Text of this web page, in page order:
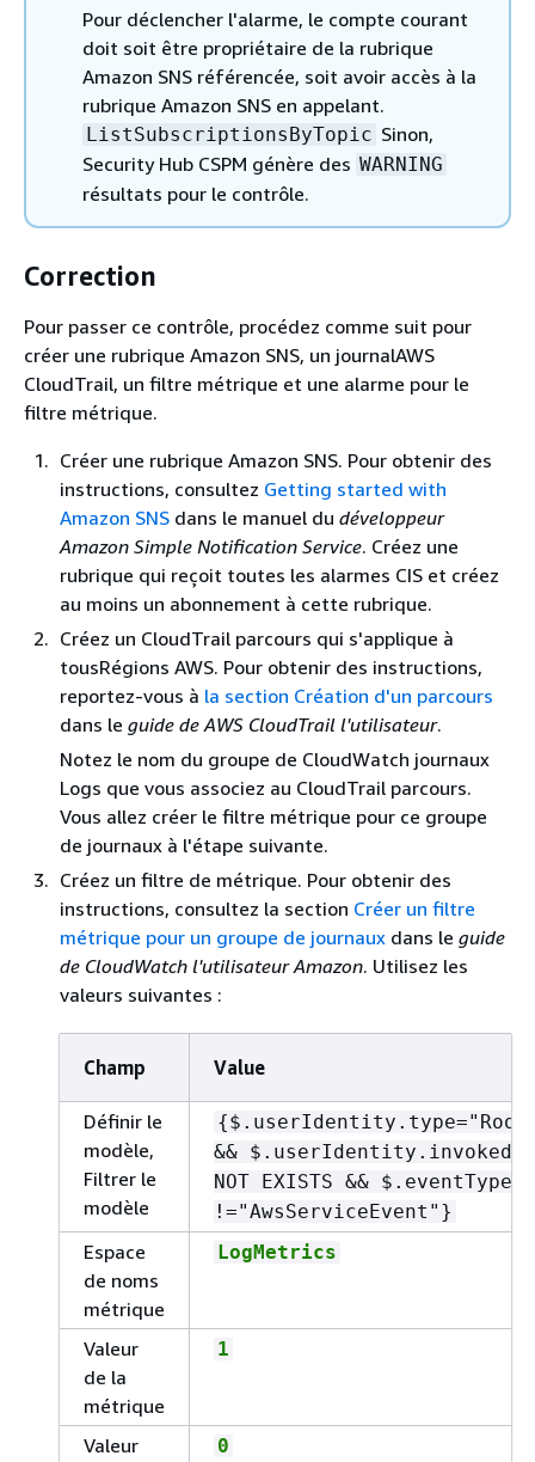
Pour déclencher l'alarme, le compte courant
doit soit être propriétaire de la rubrique
Amazon SNS référencée, soit avoir accès à la
rubrique Amazon SNS en appelant.
ListSubscriptionsByTopic Sinon,
Security Hub CSPM génère des WARNING
résultats pour le contrôle.
Correction
Pour passer ce contrôle, procédez comme suit pour
créer une rubrique Amazon SNS, un journalAWS
CloudTrail, un filtre métrique et une alarme pour le
filtre métrique.
Créer une rubrique Amazon SNS. Pour obtenir des
instructions, consultez Getting started with
Amazon SNS dans le manuel du développeur
Amazon Simple Notification Service. Créez une
rubrique qui reçoit toutes les alarmes CIS et créez
au moins un abonnement à cette rubrique.
Créez un CloudTrail parcours qui s'applique à
tousRégions AWS. Pour obtenir des instructions,
reportez-vous à la section Création d'un parcours
dans le guide de AWS CloudTrail l'utilisateur.
Notez le nom du groupe de CloudWatch journaux
Logs que vous associez au CloudTrail parcours.
Vous allez créer le filtre métrique pour ce groupe
de journaux à l'étape suivante.
Créez un filtre de métrique. Pour obtenir des
instructions, consultez la section Créer un filtre
métrique pour un groupe de journaux dans le guide
de CloudWatch l'utilisateur Amazon. Utilisez les
valeurs suivantes :
Champ Value
Définir le
modèle,
Filtrer le
modèle
{
&& $.userIdentity.invokedBy
NOT EXISTS && $.eventType
!="AwsServiceEvent"}
Espace
de noms
métrique
LogMetrics
Valeur
de la
métrique
1
Valeur
0